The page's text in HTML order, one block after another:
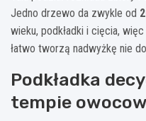
Jedno drzewo da zwykle od
wieku, podkładki i cięcia,
łatwo tworzą nadwyżkę nie
Podkładka
tempie